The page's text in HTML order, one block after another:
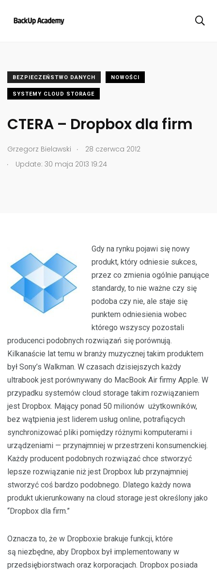
BEZPIECZEŃSTWO DANYCH NOWOŚCI
SYSTEMY CLOUD STORAGE
CTERA – Dropbox dla firm
Grzegorz Bielawski .
28 czerwca 2012
.
Update: 30 maja 2013 19:24
Gdy na rynku pojawi się nowy
produkt, który odniesie sukces,
przez co zmienia ogólnie panujące
standardy, to nie ważne czy się
podoba czy nie, ale staje się
punktem odniesienia wobec
którego wszyscy pozostali
producenci podobnych rozwiązań się porównują.
Kilkanaście lat temu w branży muzycznej takim produktem
był Sony’s Walkman. W czasach dzisiejszych każdy
ultrabook jest porównywany do MacBook Air firmy Apple. W
przypadku systemów cloud storage takim rozwiązaniem
jest Dropbox. Mający ponad 50 milionów użytkowników,
bez wątpienia jest liderem usług online, potrafiących
synchronizować pliki pomiędzy różnymi komputerami i
urządzeniami — przynajmniej w przestrzeni konsumenckiej.
Każdy producent podobnych rozwiązać chce stworzyć
lepsze rozwiązanie niż jest Dropbox lub przynajmniej
stworzyć coś bardzo podobnego. Dlatego każdy nowa
produkt ukierunkowany na cloud storage jest określony jako
“Dropbox dla firm.”
Oznacza to, że w Dropboxie brakuje funkcji, które
są niezbędne, aby Dropbox był implementowany w
przedsiębiorstwach oraz korporacjach. Dropbox posiada